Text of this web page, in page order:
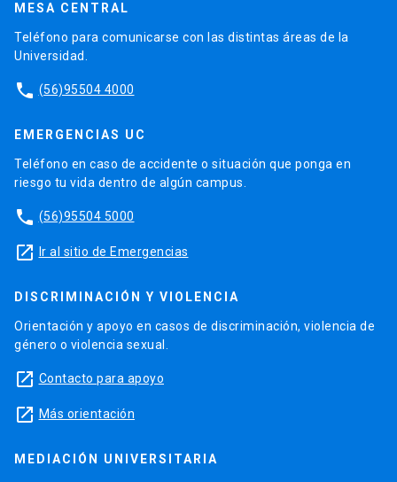
MESA CENTRAL
Teléfono para comunicarse con las distintas áreas de la
Universidad.
phone (56)95504 4000
EMERGENCIAS UC
Teléfono en caso de accidente o situación que ponga en
riesgo tu vida dentro de algún campus.
phone (56)95504 5000
launch Ir al sitio de Emergencias
DISCRIMINACIÓN Y VIOLENCIA
Orientación y apoyo en casos de discriminación, violencia de
género o violencia sexual.
launch Contacto para apoyo
launch Más orientación
MEDIACIÓN UNIVERSITARIA